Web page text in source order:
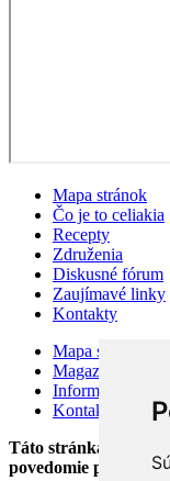
Mapa stránok
Čo je to celiakia
Recepty
Združenia
Diskusné fórum
Zaujímavé linky
Kontakty
Mapa stránok
Magazín
Information for
Kontakty
Táto stránka bola
povedomie pacientov